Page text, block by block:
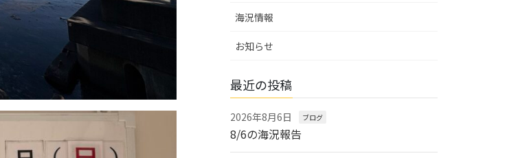
海況情報
お知らせ
最近の投稿
2026年8月6日 ブログ
8/6の海況報告